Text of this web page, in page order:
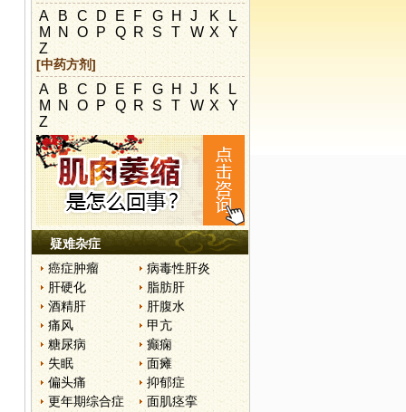
A B C D E F G H J K
L
M N O P Q R S T W X
Y
Z
[中药方剂]
A B C D E F G H J K
L
M N O P Q R S T W X
Y
Z
疑难杂症
癌症肿瘤
病毒性肝炎
肝硬化
脂肪肝
酒精肝
肝腹水
痛风
甲亢
糖尿病
癫痫
失眠
面瘫
偏头痛
抑郁症
更年期综合症
面肌痉挛